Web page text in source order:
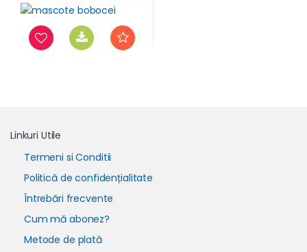
Linkuri Utile
Termeni si Conditii
Politică de confidențialitate
Întrebări frecvente
Cum mă abonez?
Metode de plată